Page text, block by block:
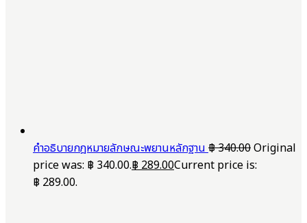
คำอธิบายกฎหมายลักษณะพยานหลักฐาน฿340.00Original
price was: ฿ 340.00.฿289.00Current price is:
฿ 289.00.